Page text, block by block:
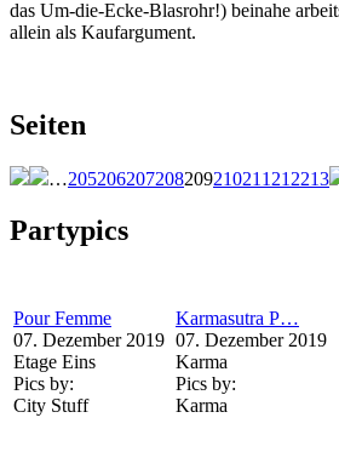
das Um-die-Ecke-Blasrohr!) beinahe
allein als Kaufargument.
Seiten
…205206207208209210211 212213
Partypics
Pour Femme
07. Dezember 2019
Etage Eins
Pics by:
City Stuff
Karmasutra P…
07. Dezember 2019
Karma
Pics by:
Karma